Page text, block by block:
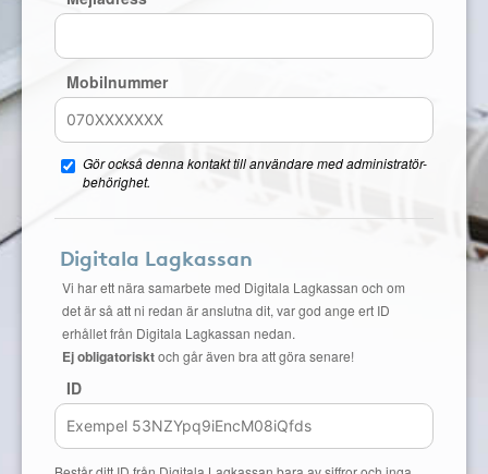
Mobilnummer
Gör också denna kontakt till användare med administratör-
behörighet.
Digitala Lagkassan
Vi har ett nära samarbete med Digitala Lagkassan och om
det är så att ni redan är anslutna dit, var god ange ert ID
erhållet från Digitala Lagkassan nedan.
Ej obligatorisktoch går även bra att göra senare!
ID